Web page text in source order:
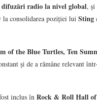
difuzări radio la nivel global, și
la consolidarea poziției lui Sting
of the Blue Turtles, Ten
și de a rămâne relevant
inclus în Rock & Roll Hall of